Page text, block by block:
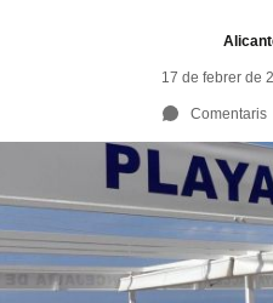
17 de febrer de
Comentaris